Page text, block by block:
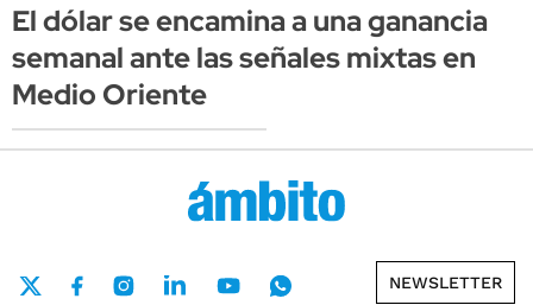
El dólar se encamina a una ganancia
semanal ante las señales mixtas en
Medio Oriente
NEWSLETTER